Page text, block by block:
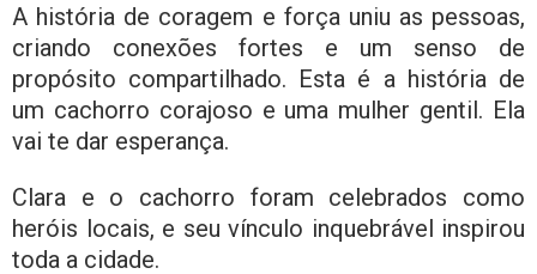
A história de coragem e força uniu as pessoas,
criando conexões fortes e um senso de
propósito compartilhado. Esta é a história de
um cachorro corajoso e uma mulher gentil. Ela
vai te dar esperança.
Clara e o cachorro foram celebrados como
heróis locais, e seu vínculo inquebrável inspirou
toda a cidade.